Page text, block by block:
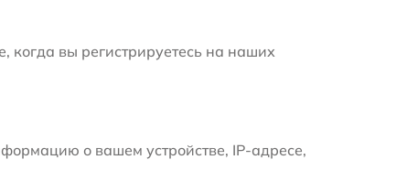
вы регистрируетесь на наших
о вашем устройстве, IP-адресе,